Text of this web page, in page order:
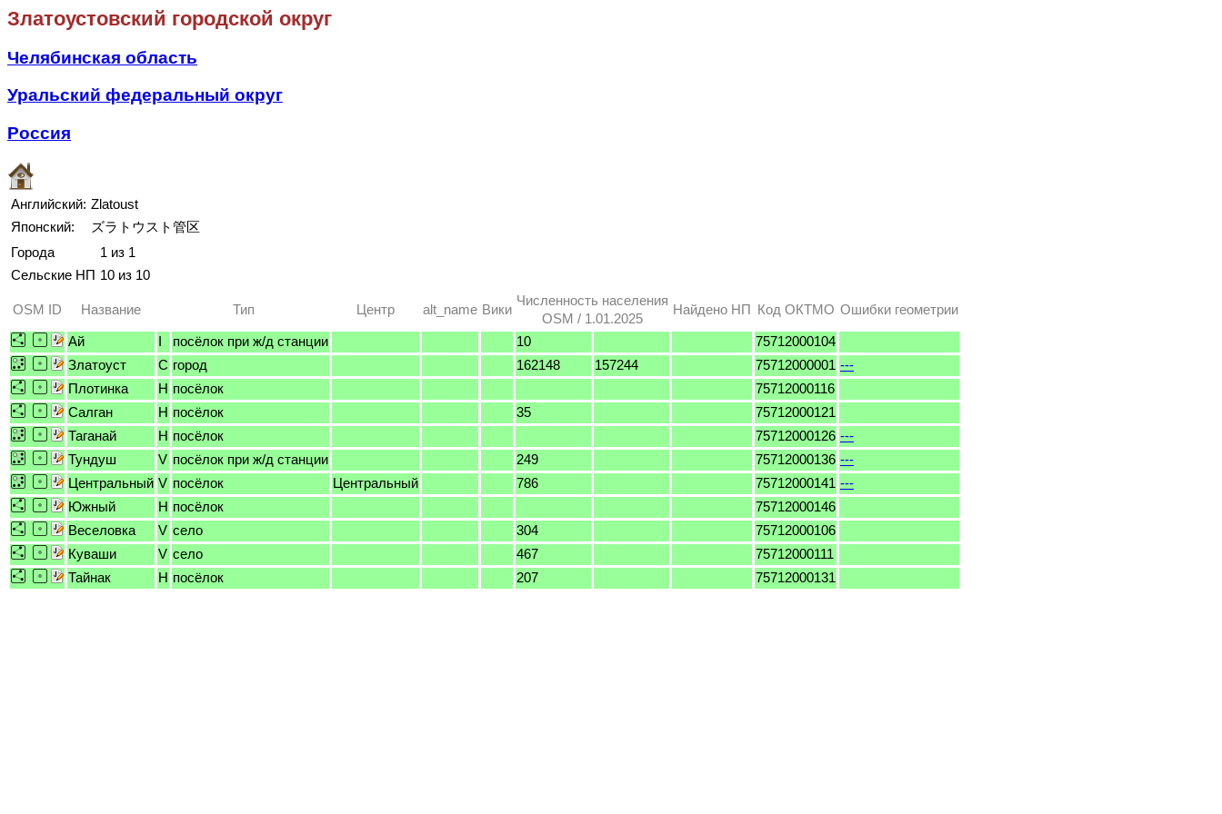
Златоустовский городской округ
Челябинская область
Уральский федеральный округ
Россия
Английский: Zlatoust
Японский:
ズラトウスト管区
Города
1 из 1
Сельские НП 10 из 10
OSM ID Название Тип Центр alt_name Вики
Численность населения
OSM / 1.01.2025
Найдено НП Код ОКТМО Ошибки геометрии
Ай I посёлок при ж/д станции 10
75712000104
Златоуст
C город 162148 157244 75712000001 ---
Плотинка
H посёлок
75712000116
Салган
H посёлок 35
75712000121
Таганай
H посёлок 75712000126 ---
Тундуш
V посёлок при ж/д станции 249 75712000136 ---
Центральный V посёлок Центральный 786 75712000141 ---
Южный
H посёлок
75712000146
Веселовка
V село 304
75712000106
Куваши
V село 467
75712000111
Тайнак
H посёлок 207 75712000131